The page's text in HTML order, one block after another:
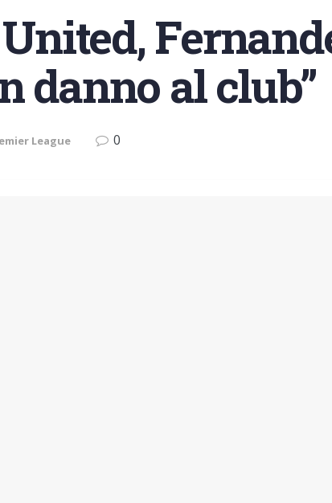
danno al club”
League 0